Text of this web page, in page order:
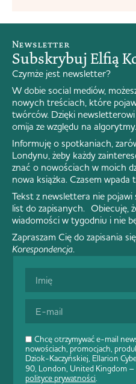
Chcę otrzymywać e-mail
nowościach, promocjach,
Dziok-Kaczyńskiej, Ellarion
90, London, United Kingdom
polityce prywatności.
Newsletter
Subskrybuj Elfią
Czymże jest newsletter?
W dobie social mediów,
nowych treściach, które
twórców. Dzięki
omija ze względu na algorytmy.
Informuję o spotkaniach,
Londynu, żeby każdy
znać o nowościach w moich
nowa książka. Czasem
Tekst z newslettera nie pojawi
list do zapisanych. Obiecuję,
wiadomości w tygodniu i nie
Zapraszam Cię do zapisania
Korespondencja.